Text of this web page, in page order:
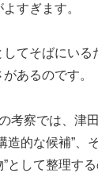
すぎます。
てそばにいる
あるのです。
考察では、津
造的な候補”、
として整理す